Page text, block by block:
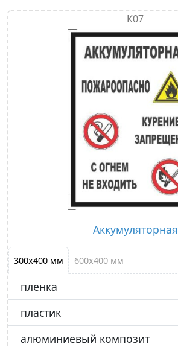
К07
Аккумуляторная
300х400 мм 600х400 мм
пленка
пластик
алюминиевый композит